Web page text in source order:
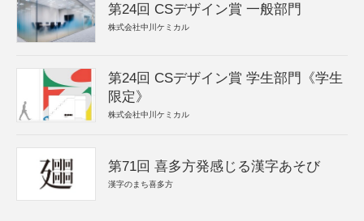
第24回 CSデザイン賞 一般部門
株式会社中川ケミカル
第24回 CSデザイン賞 学生部門《学生
限定》
株式会社中川ケミカル
第71回 喜多方発感じる漢字あそび
漢字のまち喜多方